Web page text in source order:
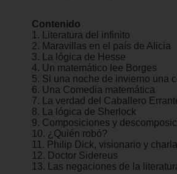
Contenido
1. Literatura del infinito
2. Maravillas en el país de Alicia
3. La lógica de Hesse
4. Un matemático lee Borges
5. Si una noche de invierno una
6. Una Comedia matemática
7. La verdad del Caballero
8. La lógica de Sherlock
9. Composiciones y
10. ¿Quién robó?
11. Philip Dick, visionario y
12. Doctor Sidereus
13. Las negaciones de la